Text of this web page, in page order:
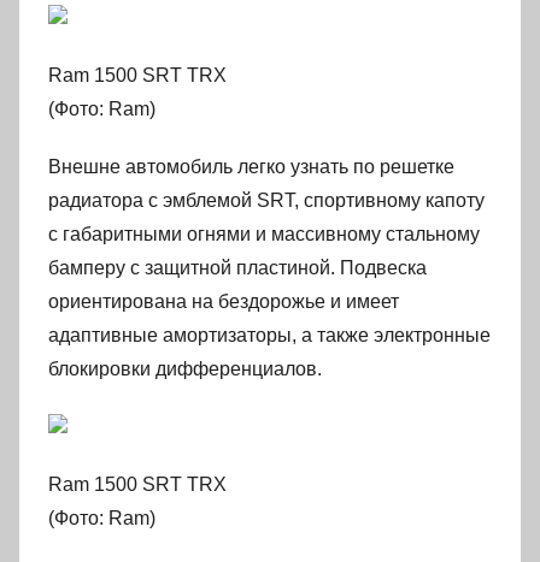
Ram 1500 SRT TRX
(Фото: Ram)
Внешне автомобиль легко узнать по решетке
радиатора с эмблемой SRT, спортивному капоту
с габаритными огнями и массивному стальному
бамперу с защитной пластиной. Подвеска
ориентирована на бездорожье и имеет
адаптивные амортизаторы, а также электронные
блокировки дифференциалов.
Ram 1500 SRT TRX
(Фото: Ram)